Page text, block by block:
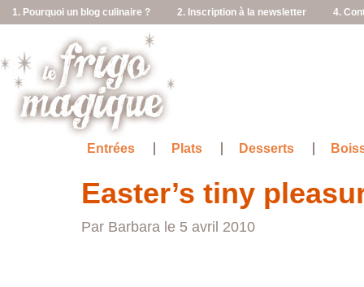
1. Pourquoi un blog culinaire ? 2. Inscription à la newsletter 4.
Entrées Plats Desserts
Easter’s tiny
Par Barbara le 5 avril 2010